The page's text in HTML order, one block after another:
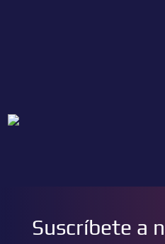
Suscríbete a